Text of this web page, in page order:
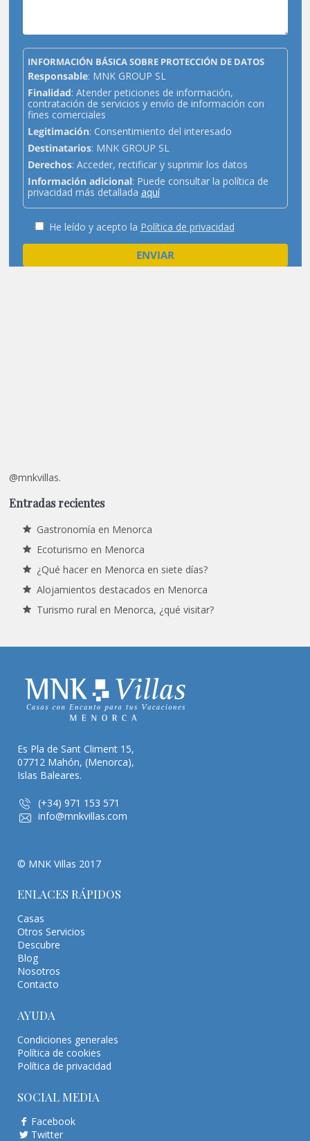
INFORMACIÓN BÁSICA SOBRE PROTECCIÓN DE DATOS
Responsable: MNK GROUP SL
Finalidad: Atender peticiones de información,
contratación de servicios y envío de información con
fines comerciales
Legitimación: Consentimiento del interesado
Destinatarios: MNK GROUP SL
Derechos: Acceder, rectificar y suprimir los datos
Información adicional: Puede consultar la política de
privacidad más detallada aquí
He leído y acepto la Política de privacidad
@mnkvillas.
Entradas recientes
Gastronomía en Menorca
Ecoturismo en Menorca
¿Qué hacer en Menorca en siete días?
Alojamientos destacados en Menorca
Turismo rural en Menorca, ¿qué visitar?
Es Pla de Sant Climent 15,
07712 Mahón, (Menorca),
Islas Baleares.
(+34) 971 153 571
info@mnkvillas.com
© MNK Villas 2017
ENLACES RÁPIDOS
Casas
Otros Servicios
Descubre
Blog
Nosotros
Contacto
AYUDA
Condiciones generales
Política de cookies
Política de privacidad
SOCIAL MEDIA
Facebook
Twitter